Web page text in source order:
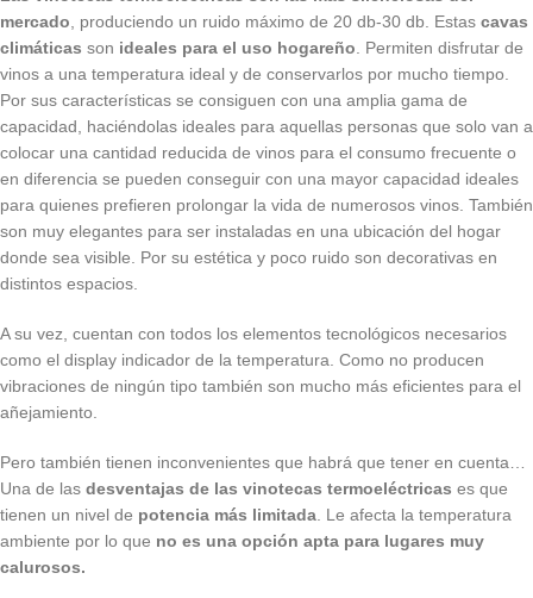
mercado , produciendo un ruido máximo de 20 db-30 db. Estas cavas
climáticas son ideales para el uso hogareño . Permiten disfrutar de
vinos a una temperatura ideal y de conservarlos por mucho tiempo.
Por sus características se consiguen con una amplia gama de
capacidad, haciéndolas ideales para aquellas personas que solo van a
colocar una cantidad reducida de vinos para el consumo frecuente o
en diferencia se pueden conseguir con una mayor capacidad ideales
para quienes prefieren prolongar la vida de numerosos vinos. También
son muy elegantes para ser instaladas en una ubicación del hogar
donde sea visible. Por su estética y poco ruido son decorativas en
distintos espacios.
A su vez, cuentan con todos los elementos tecnológicos necesarios
como el display indicador de la temperatura. Como no producen
vibraciones de ningún tipo también son mucho más eficientes para el
añejamiento.
Pero también tienen inconvenientes que habrá que tener en cuenta…
Una de las desventajas de las vinotecas termoeléctricas es que
tienen un nivel de potencia más limitada . Le afecta la temperatura
ambiente por lo que no es una opción apta para lugares muy
calurosos.